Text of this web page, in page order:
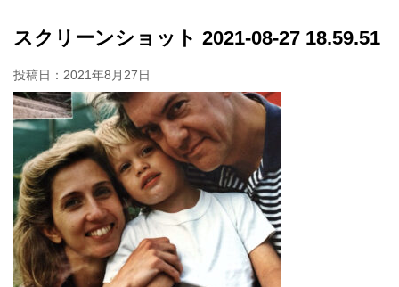
スクリーンショット 2021-08-27 18.59.51
投稿日： 2021年8月27日